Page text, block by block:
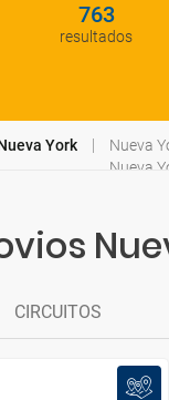
763
resultados
York Nueva
Nueva
CIRCUITOS